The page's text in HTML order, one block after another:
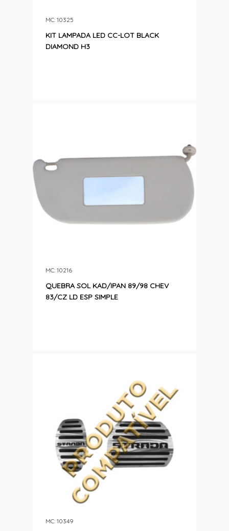
KIT LAMPADA LED CC-LOT BLACK
DIAMOND H3
MC: 10325
QUEBRA SOL KAD/IPAN 89/98 CHEV
83/CZ LD ESP SIMPLE
MC: 10216
MC: 10349